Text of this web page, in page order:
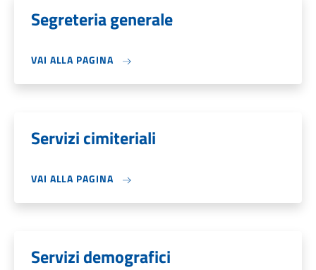
Segreteria generale
VAI ALLA PAGINA
Servizi cimiteriali
VAI ALLA PAGINA
Servizi demografici